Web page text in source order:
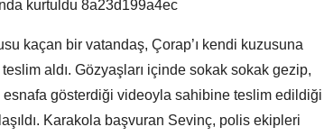
kaçan bir vatandaş, Çorap’ı kendi kuzusuna
aldı. Gözyaşları içinde sokak sokak gezip,
gösterdiği videoyla sahibine teslim edildiği
Karakola başvuran Sevinç, polis ekipleri